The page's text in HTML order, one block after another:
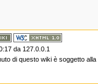
da 127.0.0.1
di questo wiki è soggetto